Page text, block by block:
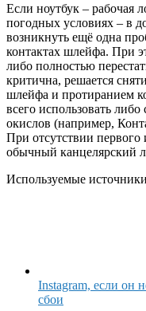
Если ноутбук – рабочая
погодных условиях – в
возникнуть ещё одна
контактах шлейфа. При
либо полностью
критична, решается
шлейфа и протиранием
всего использовать
окислов (например,
При отсутствии первого
обычный канцелярский
Используемые
Instagram, если он
сбои